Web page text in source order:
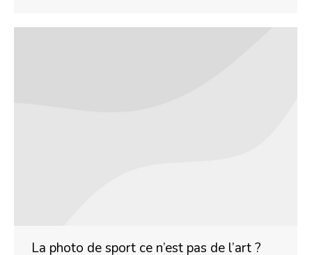
La photo de sport ce n’est pas de l’art ?